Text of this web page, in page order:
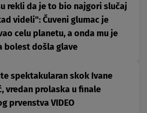
rekli da je to bio najgori slučaj
videli": Čuveni glumac je
celu planetu, a onda mu je
bolest došla glave
spektakularan skok Ivane
vredan prolaska u finale
prvenstva VIDEO